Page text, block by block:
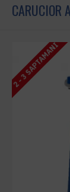
2 - 3 SAPTAMANI